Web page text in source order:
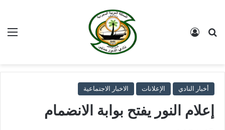
بحث عن
أخبار النادي الإعلانات الاخبار الاجتماعية
إعلام النور يفتح بوابة الانضمام